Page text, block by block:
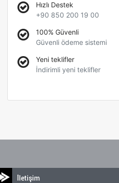
Hızlı Destek
+90 850 200 19 00
100% Güvenli
Güvenli ödeme sistemi
Yeni teklifler
İndirimli yeni teklifler
İletişim